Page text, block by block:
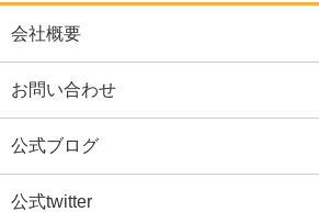
会社概要
お問い合わせ
公式ブログ
公式twitter